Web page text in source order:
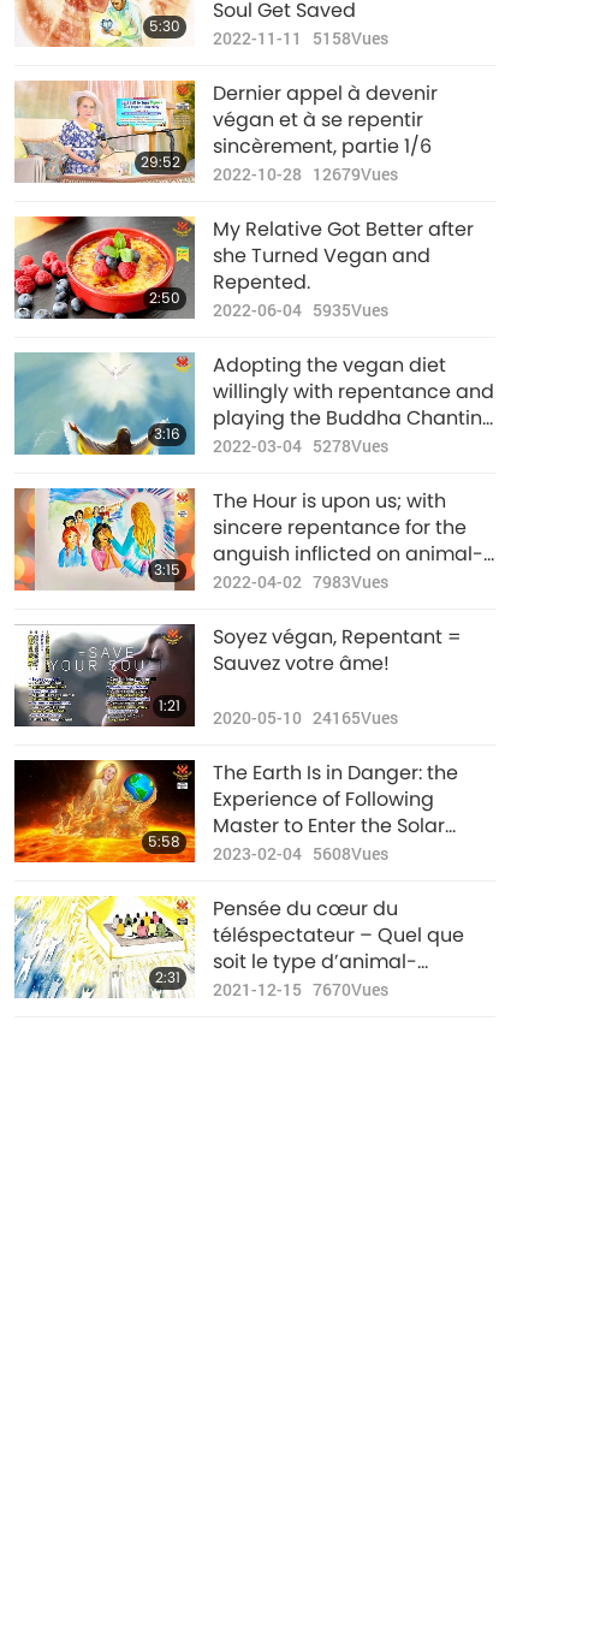
5:30
Soul Get Saved
2022-11-11 5158Vues
29:52
Dernier appel à devenir
végan et à se repentir
sincèrement, partie 1/6
2022-10-28 12679Vues
2:50
My Relative Got Better after
she Turned Vegan and
Repented.
2022-06-04 5935Vues
3:16
Adopting the vegan diet
willingly with repentance and
playing the Buddha Chanting
from a Living Master day and
survive a life-threatening
disease
2022-03-04 5278Vues
3:15
The Hour is upon us; with
sincere repentance for the
anguish inflicted on animal-
people, Light may replace
2022-04-02 7983Vues
1:21
Soyez végan, Repentant =
Sauvez votre âme!
2020-05-10 24165Vues
5:58
The Earth Is in Danger: the
Experience of Following
Master to Enter the Solar
System to Save Earthly Home
2023-02-04 5608Vues
2:31
Pensée du cœur du
téléspectateur – Quel que
soit le type d’animal-
personne que vous mangez, il
2021-12-15 7670Vues